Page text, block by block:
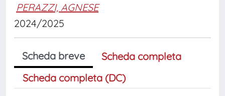
PERAZZI, AGNESE
2024/2025
Scheda breve
Scheda completa
Scheda completa (DC)